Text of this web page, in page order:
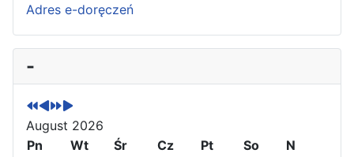
Adres e-doręczeń
-
P
r
e
v
i
o
P
e
v
i
o
N
x
t
Y
N
x
t
M
August 2026
Pn
Wt Śr Cz Pt So
N